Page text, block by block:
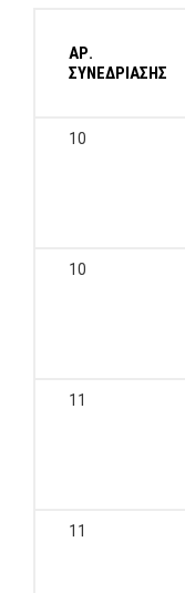
ΑΡ.
ΣΥΝΕΔΡΙΑΣΗΣ
10
10
11
11